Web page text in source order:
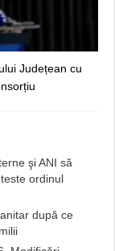
Județean cu
şi ANI să
ordinul
după ce